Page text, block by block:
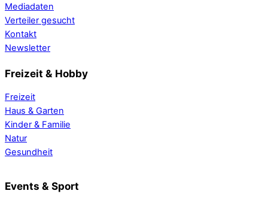
Mediadaten
Verteiler gesucht
Kontakt
Newsletter
Freizeit & Hobby
Freizeit
Haus & Garten
Kinder & Familie
Natur
Gesundheit
Events & Sport